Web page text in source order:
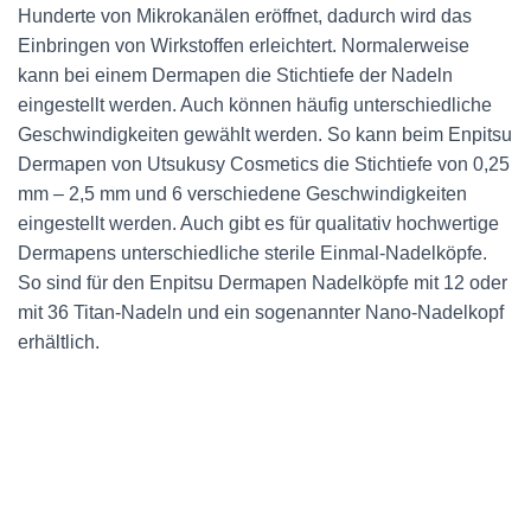
Hunderte von Mikrokanälen eröffnet, dadurch wird das
Einbringen von Wirkstoffen erleichtert. Normalerweise
kann bei einem Dermapen die Stichtiefe der Nadeln
eingestellt werden. Auch können häufig unterschiedliche
Geschwindigkeiten gewählt werden. So kann beim Enpitsu
Dermapen von Utsukusy Cosmetics die Stichtiefe von 0,25
mm – 2,5 mm und 6 verschiedene Geschwindigkeiten
eingestellt werden. Auch gibt es für qualitativ hochwertige
Dermapens unterschiedliche sterile Einmal-Nadelköpfe.
So sind für den Enpitsu Dermapen Nadelköpfe mit 12 oder
mit 36 Titan-Nadeln und ein sogenannter Nano-Nadelkopf
erhältlich.